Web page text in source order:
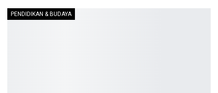
PENDIDIKAN & BUDAYA